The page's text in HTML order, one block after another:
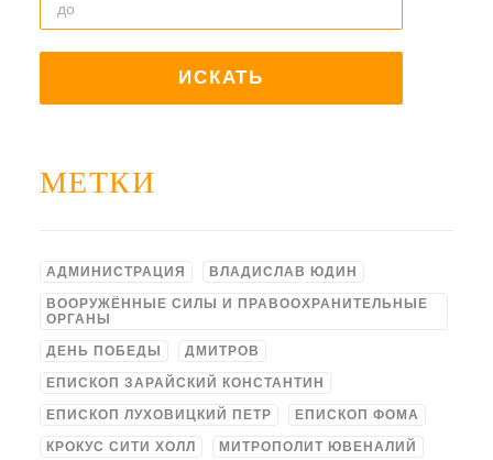
МЕТКИ
АДМИНИСТРАЦИЯ ВЛАДИСЛАВ ЮДИН
ВООРУЖЁННЫЕ СИЛЫ И ПРАВООХРАНИТЕЛЬНЫЕ
ОРГАНЫ
ДЕНЬ ПОБЕДЫ ДМИТРОВ
ЕПИСКОП ЗАРАЙСКИЙ КОНСТАНТИН
ЕПИСКОП ЛУХОВИЦКИЙ ПЕТР ЕПИСКОП ФОМА
КРОКУС СИТИ ХОЛЛ МИТРОПОЛИТ ЮВЕНАЛИЙ